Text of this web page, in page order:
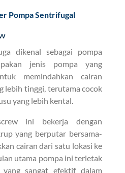
Pompa Sentrifugal
dikenal sebagai pompa
jenis pompa yang
memindahkan cairan
lebih tinggi, terutama cocok
yang lebih kental.
ini bekerja dengan
yang berputar bersama-
cairan dari satu lokasi ke
utama pompa ini terletak
yang sangat efektif dalam